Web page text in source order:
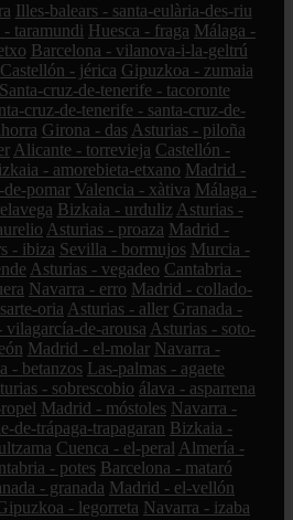
Illes-balears - santa-eulària-des-riu
- taramundi Huesca - fraga Málaga -
Barcelona - vilanova-i-la-geltrú
Castellón - jérica Gipuzkoa - zumaia
Santa-cruz-de-tenerife - tacoronte
cruz-de-tenerife - santa-cruz-de-
Girona - das Asturias - piloña
Alicante - torrevieja Castellón -
- amorebieta-etxano Madrid -
pomar Valencia - xàtiva Málaga -
Bizkaia - urduliz Asturias -
Asturias - proaza Madrid -
- ibiza Sevilla - bormujos Murcia -
Asturias - vegadeo Cantabria -
Navarra - erro Madrid - collado-
oria Asturias - aller Granada -
vilagarcía-de-arousa Asturias - soto-
Madrid - el-molar Navarra -
- betanzos Las-palmas - agaete
- sobrescobio álava - asparrena
Madrid - móstoles Navarra -
de-trápaga-trapagaran Bizkaia -
Cuenca - el-peral Almería -
- potes Barcelona - mataró
- granada Madrid - el-vellón
- legorreta Navarra - izaba